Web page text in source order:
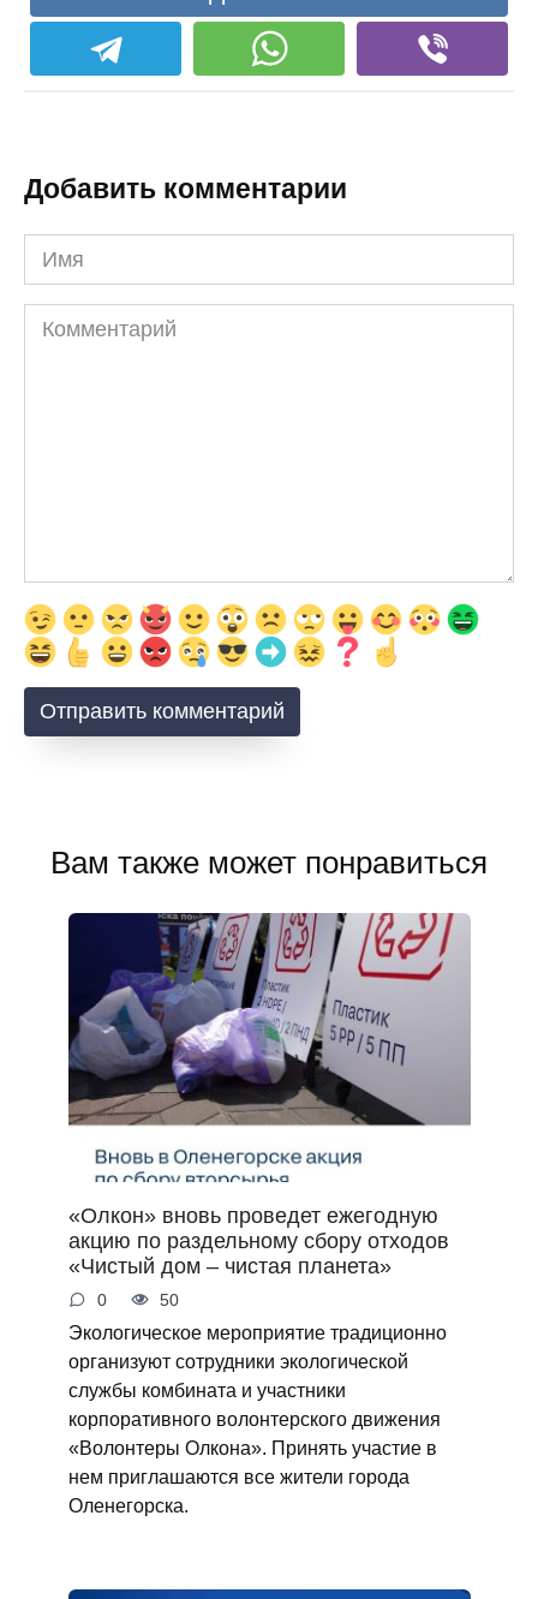
Добавить комментарии
Имя
Комментарий
Вам также может понравиться
«Олкон» вновь проведет ежегодную
акцию по раздельному сбору отходов
«Чистый дом – чистая планета»
0 50
Экологическое мероприятие традиционно
организуют сотрудники экологической
службы комбината и участники
корпоративного волонтерского движения
«Волонтеры Олкона». Принять участие в
нем приглашаются все жители города
Оленегорска.